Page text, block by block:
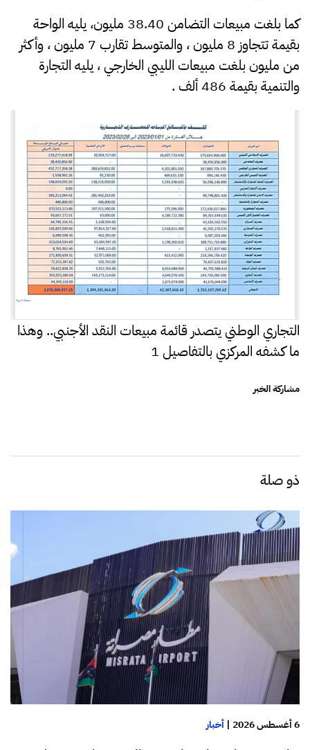
كما بلغت مبيعات التضامن 38.40 مليون، يليه الواحة
بقيمة تتجاوز 8 مليون ، والمتوسط تقارب 7 مليون ، وأكثر
من مليون بلغت مبيعات الليبي الخارجي ، يليه التجارة
والتنمية بقيمة 486 ألف .
التجاري الوطني يتصدر قائمة مبيعات النقد الأجنبي.. وهذا
ما كشفه المركزي بالتفاصيل 1
مشاركة الخبر
ذو صلة
6 أغسطس 2026 | أخبار